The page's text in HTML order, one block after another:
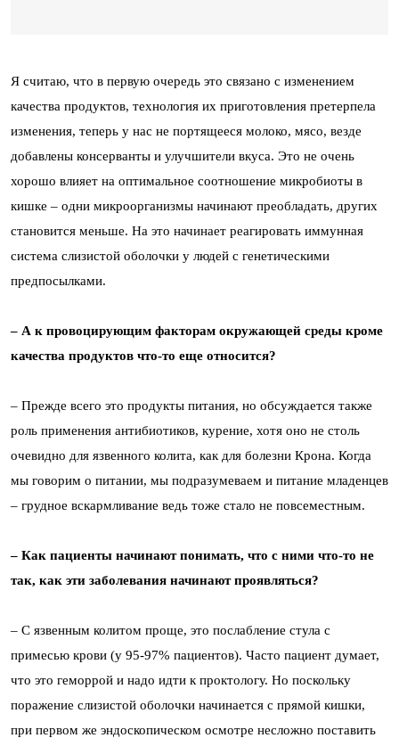
Я считаю, что в первую очередь это связано с изменением
качества продуктов, технология их приготовления претерпела
изменения, теперь у нас не портящееся молоко, мясо, везде
добавлены консерванты и улучшители вкуса. Это не очень
хорошо влияет на оптимальное соотношение микробиоты в
кишке – одни микроорганизмы начинают преобладать, других
становится меньше. На это начинает реагировать иммунная
система слизистой оболочки у людей с генетическими
предпосылками.
– А к провоцирующим факторам окружающей среды кроме
качества продуктов что-то еще относится?
– Прежде всего это продукты питания, но обсуждается также
роль применения антибиотиков, курение, хотя оно не столь
очевидно для язвенного колита, как для болезни Крона. Когда
мы говорим о питании, мы подразумеваем и питание младенцев
– грудное вскармливание ведь тоже стало не повсеместным.
– Как пациенты начинают понимать, что с ними что-то не
так, как эти заболевания начинают проявляться?
– С язвенным колитом проще, это послабление стула с
примесью крови (у 95-97% пациентов). Часто пациент думает,
что это геморрой и надо идти к проктологу. Но поскольку
поражение слизистой оболочки начинается с прямой кишки,
при первом же эндоскопическом осмотре несложно поставить